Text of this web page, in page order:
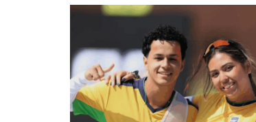
Post